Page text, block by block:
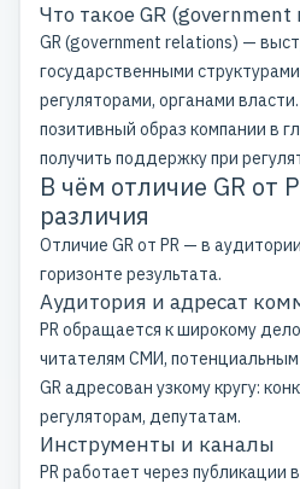
Что такое GR
GR (government relations) —
государственными
регуляторами, органами
позитивный образ компании в
получить поддержку при
В чём отличие GR от
различия
Отличие GR от PR — в
горизонте результата.
Аудитория и адресат
PR обращается к широкому
читателям СМИ,
GR адресован узкому кругу:
регуляторам, депутатам.
Инструменты и каналы
PR работает через публикации